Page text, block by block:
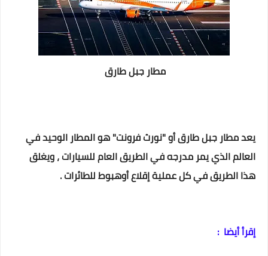
مطار جبل طارق
يعد مطار جبل طارق أو "نورث فرونت" هو المطار الوحيد في
العالم الذي يمر مدرجه في الطريق العام للسيارات ، ويغلق
هذا الطريق في كل عملية إقلاع أوهبوط للطائرات .
إقرأ أيضا :